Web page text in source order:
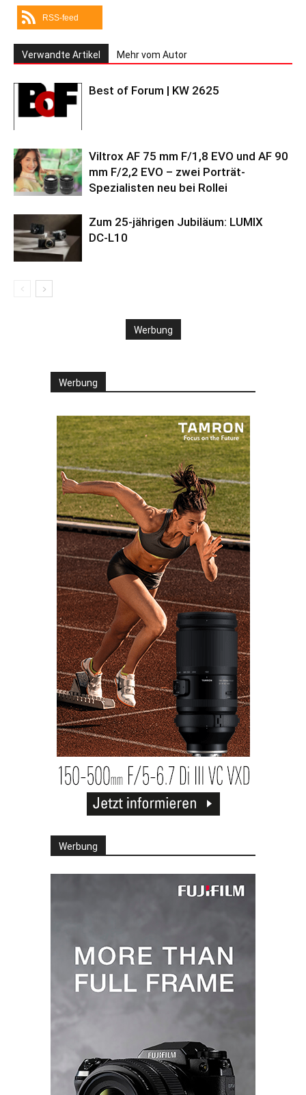
RSS-feed
Verwandte Artikel Mehr vom Autor
Best of Forum | KW 2625
Viltrox AF 75 mm F/1,8 EVO und AF 90
mm F/2,2 EVO – zwei Porträt-
Spezialisten neu bei Rollei
Zum 25-jährigen Jubiläum: LUMIX
DC‑L10
Werbung
Werbung
Werbung